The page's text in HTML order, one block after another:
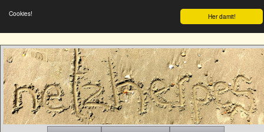
Her damit!
Cookies!